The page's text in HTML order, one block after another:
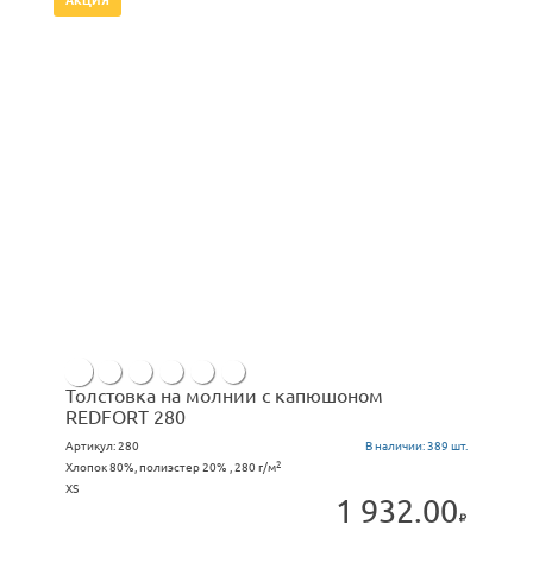
Толстовка на молнии с капюшоном
REDFORT 280
Артикул:280 В наличии:389 шт.
Хлопок 80%, полиэстер 20% , 280 г/м2
XS
1 932.00